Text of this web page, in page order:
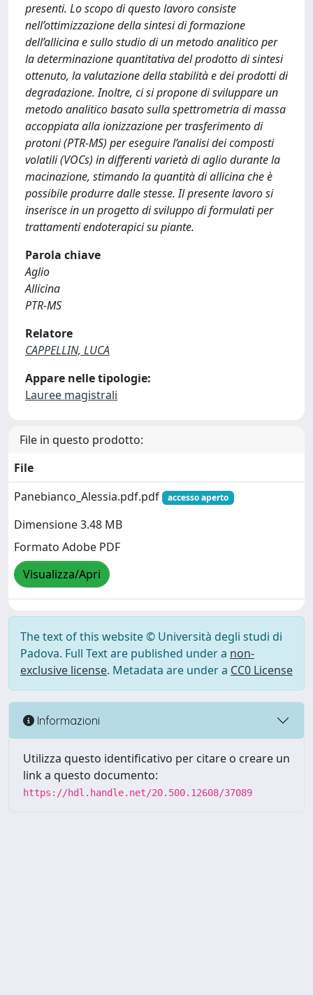
presenti. Lo scopo di questo lavoro consiste
nell’ottimizzazione della sintesi di formazione
dell’allicina e sullo studio di un metodo analitico per
la determinazione quantitativa del prodotto di sintesi
ottenuto, la valutazione della stabilità e dei prodotti di
degradazione. Inoltre, ci si propone di sviluppare un
metodo analitico basato sulla spettrometria di massa
accoppiata alla ionizzazione per trasferimento di
protoni (PTR-MS) per eseguire l’analisi dei composti
volatili (VOCs) in differenti varietà di aglio durante la
macinazione, stimando la quantità di allicina che è
possibile produrre dalle stesse. Il presente lavoro si
inserisce in un progetto di sviluppo di formulati per
trattamenti endoterapici su piante.
Parola chiave
Aglio
Allicina
PTR-MS
Relatore
CAPPELLIN, LUCA
Appare nelle tipologie:
Lauree magistrali
File in questo prodotto:
File
Panebianco_Alessia.pdf.pdf
accesso aperto
Dimensione 3.48 MB
Formato Adobe PDF
Visualizza/Apri
The text of this website © Università degli studi di
Padova. Full Text are published under a non-
exclusive license. Metadata are under a CC0 License
Informazioni
Utilizza questo identificativo per citare o creare un
link a questo documento:
https://hdl.handle.net/20.500.12608/37089